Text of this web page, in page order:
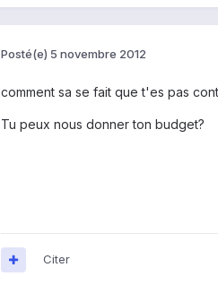
Posté(e) 5 novembre 2012
comment sa se fait que t'es pas
Tu peux nous donner ton budget?
Citer